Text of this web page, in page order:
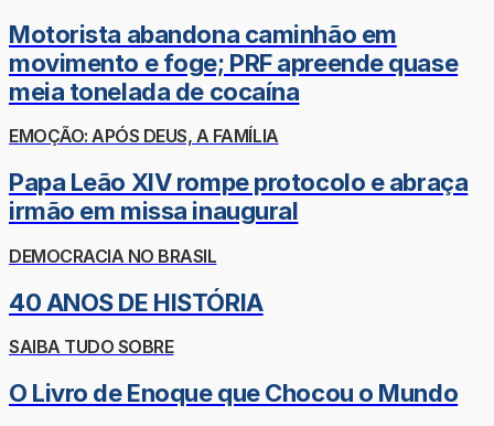
Motorista abandona caminhão em
movimento e foge; PRF apreende quase
meia tonelada de cocaína
EMOÇÃO: APÓS DEUS, A FAMÍLIA
Papa Leão XIV rompe protocolo e abraça
irmão em missa inaugural
DEMOCRACIA NO BRASIL
40 ANOS DE HISTÓRIA
SAIBA TUDO SOBRE
O Livro de Enoque que Chocou o Mundo